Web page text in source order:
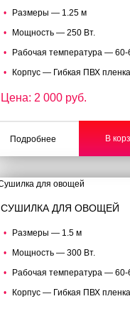
Размеры — 1.25 м
Мощность — 250 Вт.
Рабочая температура —
Корпус — Гибкая ПВХ пленка
Цена: 2 000 руб.
Подробнее В
СУШИЛКА ДЛЯ ОВОЩЕЙ
Размеры — 1.5 м
Мощность — 300 Вт.
Рабочая температура —
Корпус — Гибкая ПВХ пленка